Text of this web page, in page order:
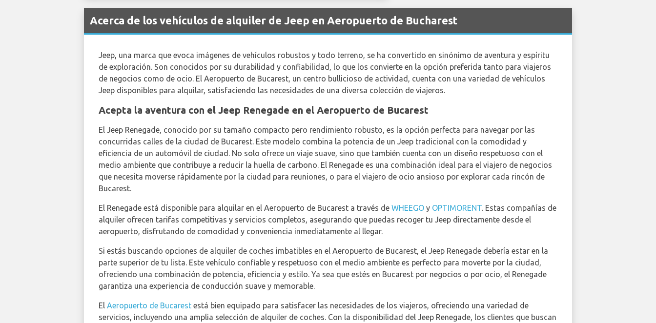
Acerca de los vehículos de alquiler de Jeep en Aeropuerto de Bucharest
Jeep, una marca que evoca imágenes de vehículos robustos y todo terreno, se ha convertido en sinónimo de aventura y espíritu
de exploración. Son conocidos por su durabilidad y confiabilidad, lo que los convierte en la opción preferida tanto para viajeros
de negocios como de ocio. El Aeropuerto de Bucarest, un centro bullicioso de actividad, cuenta con una variedad de vehículos
Jeep disponibles para alquilar, satisfaciendo las necesidades de una diversa colección de viajeros.
Acepta la aventura con el Jeep Renegade en el Aeropuerto de Bucarest
El Jeep Renegade, conocido por su tamaño compacto pero rendimiento robusto, es la opción perfecta para navegar por las
concurridas calles de la ciudad de Bucarest. Este modelo combina la potencia de un Jeep tradicional con la comodidad y
eficiencia de un automóvil de ciudad. No solo ofrece un viaje suave, sino que también cuenta con un diseño respetuoso con el
medio ambiente que contribuye a reducir la huella de carbono. El Renegade es una combinación ideal para el viajero de negocios
que necesita moverse rápidamente por la ciudad para reuniones, o para el viajero de ocio ansioso por explorar cada rincón de
Bucarest.
El Renegade está disponible para alquilar en el Aeropuerto de Bucarest a través de WHEEGO y OPTIMORENT. Estas compañías de
alquiler ofrecen tarifas competitivas y servicios completos, asegurando que puedas recoger tu Jeep directamente desde el
aeropuerto, disfrutando de comodidad y conveniencia inmediatamente al llegar.
Si estás buscando opciones de alquiler de coches imbatibles en el Aeropuerto de Bucarest, el Jeep Renegade debería estar en la
parte superior de tu lista. Este vehículo confiable y respetuoso con el medio ambiente es perfecto para moverte por la ciudad,
ofreciendo una combinación de potencia, eficiencia y estilo. Ya sea que estés en Bucarest por negocios o por ocio, el Renegade
garantiza una experiencia de conducción suave y memorable.
El Aeropuerto de Bucarest está bien equipado para satisfacer las necesidades de los viajeros, ofreciendo una variedad de
servicios, incluyendo una amplia selección de alquiler de coches. Con la disponibilidad del Jeep Renegade, los clientes que buscan